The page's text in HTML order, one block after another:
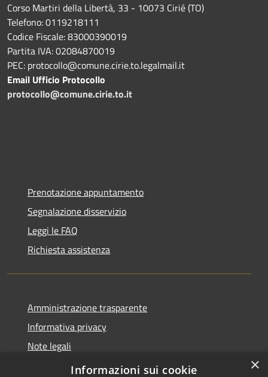
Corso Martiri della Libertà, 33 - 10073 Cirié (TO)
Telefono: 0119218111
Codice Fiscale: 83000390019
Partita IVA: 02084870019
PEC: protocollo@comune.cirie.to.legalmail.it
Email Ufficio Protocollo
protocollo@comune.cirie.to.it
Prenotazione appuntamento
Segnalazione disservizio
Leggi le FAQ
Richiesta assistenza
Amministrazione trasparente
Informativa privacy
Note legali
Dichiarazione di accessibilità
×
Informazioni sui cookie